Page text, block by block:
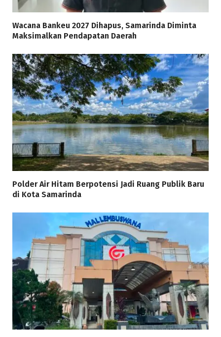
Wacana Bankeu 2027 Dihapus, Samarinda Diminta
Maksimalkan Pendapatan Daerah
Polder Air Hitam Berpotensi Jadi Ruang Publik Baru
di Kota Samarinda